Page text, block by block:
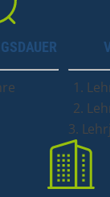
1.
2.
3.